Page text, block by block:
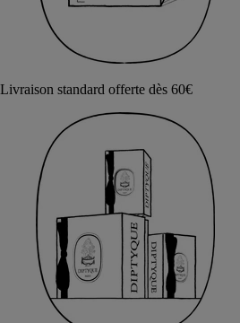
Livraison standard offerte dès 60€